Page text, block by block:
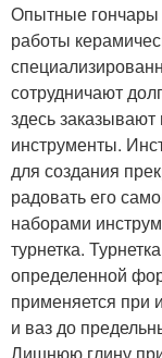
Опытные гончары
работы
сотрудничают
здесь заказывают
инструменты.
для создания
радовать его
наборами
турнетка.
определенной
применяется при
и ваз до